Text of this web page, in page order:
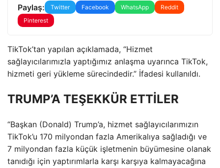
Paylaş: Twitter Facebook WhatsApp
Reddit
Pinterest
TikTok’tan yapılan açıklamada, “Hizmet
sağlayıcılarımızla yaptığımız anlaşma uyarınca TikTok,
hizmeti geri yükleme sürecindedir.” İfadesi kullanıldı.
TRUMP’A TEŞEKKÜR ETTİLER
“Başkan (Donald) Trump’a, hizmet sağlayıcılarımızın
TikTok’u 170 milyondan fazla Amerikalıya sağladığı ve
7 milyondan fazla küçük işletmenin büyümesine olanak
tanıdığı için yaptırımlarla karşı karşıya kalmayacağına